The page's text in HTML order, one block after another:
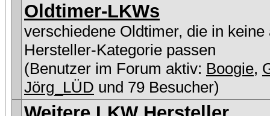
Oldtimer-LKWs
verschiedene Oldtimer, die in keine
Hersteller-Kategorie passen
(Benutzer im Forum aktiv: Boogie,
Jörg_LÜD und 79 Besucher)